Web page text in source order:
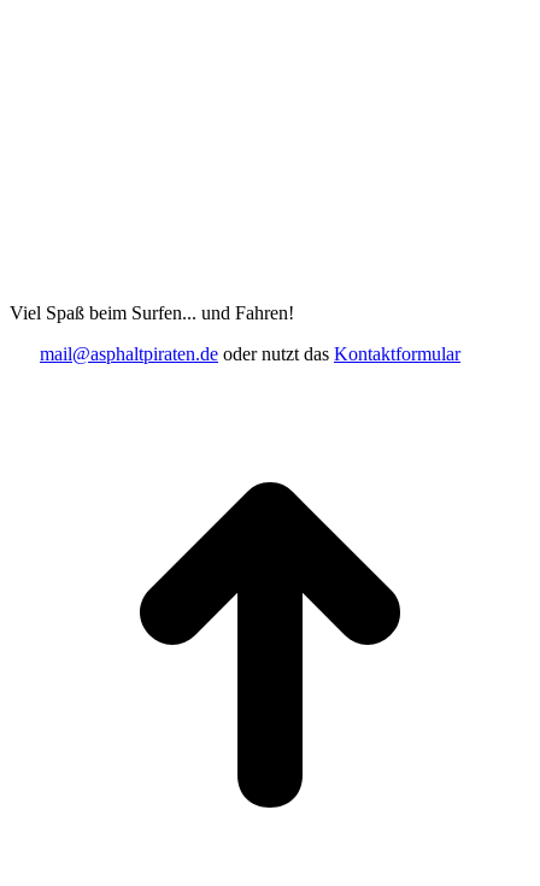
Viel Spaß beim Surfen... und Fahren!
mail@asphaltpiraten.de oder nutzt das Kontaktformular